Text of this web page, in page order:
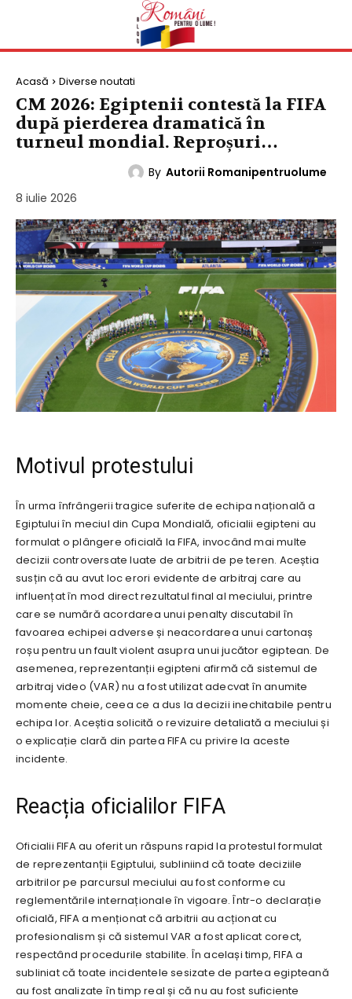
Acasă Diverse noutati
CM 2026: Egiptenii contestă la FIFA
după pierderea dramatică în
turneul mondial. Reproșuri…
By Autorii Romanipentruolume
8 iulie 2026
Motivul protestului
În urma înfrângerii tragice suferite de echipa națională a
Egiptului în meciul din Cupa Mondială, oficialii egipteni au
formulat o plângere oficială la FIFA, invocând mai multe
decizii controversate luate de arbitrii de pe teren. Aceștia
susțin că au avut loc erori evidente de arbitraj care au
influențat în mod direct rezultatul final al meciului, printre
care se numără acordarea unui penalty discutabil în
favoarea echipei adverse și neacordarea unui cartonaș
roșu pentru un fault violent asupra unui jucător egiptean. De
asemenea, reprezentanții egipteni afirmă că sistemul de
arbitraj video (VAR) nu a fost utilizat adecvat în anumite
momente cheie, ceea ce a dus la decizii inechitabile pentru
echipa lor. Aceștia solicită o revizuire detaliată a meciului și
o explicație clară din partea FIFA cu privire la aceste
incidente.
Reacția oficialilor FIFA
Oficialii FIFA au oferit un răspuns rapid la protestul formulat
de reprezentanții Egiptului, subliniind că toate deciziile
arbitrilor pe parcursul meciului au fost conforme cu
reglementările internaționale în vigoare. Într-o declarație
oficială, FIFA a menționat că arbitrii au acționat cu
profesionalism și că sistemul VAR a fost aplicat corect,
respectând procedurile stabilite. În același timp, FIFA a
subliniat că toate incidentele sesizate de partea egipteană
au fost analizate în timp real și că nu au fost suficiente